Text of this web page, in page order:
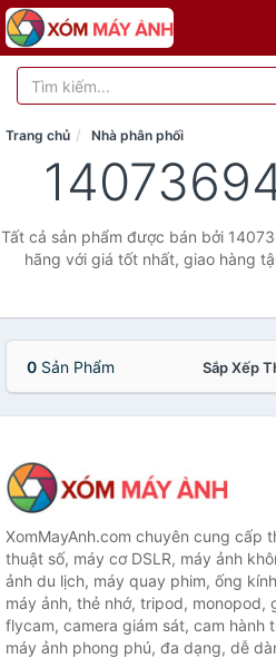
Trang chủ Nhà phân phối
Tất cả sản phẩm được bán bởi
hãng với giá tốt nhất, giao hàng
0 Sản Phẩm Sắp Xếp
XomMayAnh.com chuyên cung cấp
thuật số, máy cơ DSLR, máy ảnh
ảnh du lịch, máy quay phim, ống
máy ảnh, thẻ nhớ, tripod, monopod,
flycam, camera giám sát, cam hành
máy ảnh phong phú, đa dạng, dễ